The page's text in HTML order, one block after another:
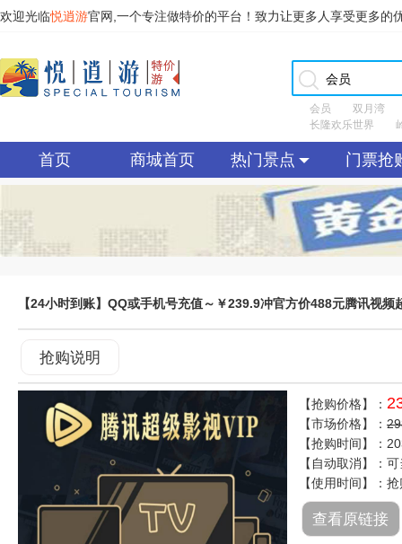
欢迎光临悦逍游官网,一个专注做特价的平台！致力让更多人享受更多的
会员
双月湾
长隆欢乐世界
首页 商城首页 热门景点 门票抢
【24小时到账】QQ或手机号充值～￥239.9冲官方价488元腾讯视
抢购说明
【抢购价格】：
【市场价格】：
【抢购时间】：
【自动取消】：
【使用时间】：
查看原链接